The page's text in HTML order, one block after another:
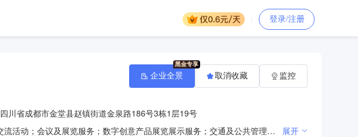
登录/注册
四川省成都市金堂县赵镇街道金泉路186号3栋1层19号
一般项目：广告制作；广告设计、代理；平面设计；广告发布；组织文化艺术交流活动；会议及展览服务；数字创意产品展览展示服务；交通及公共管理用标牌销售；咨询策划服务；计算机软硬件及辅助设备零售；信息技术咨询服务；安全系统监控服务；数字视频监控系统销售；信息安全设备销售；园林绿化工程施工；婚庆礼仪服务。（除依法须经批准的项目外，凭营业执照依法自主开展经营活动）许可项目：建设工程设计；建设工程施工；住宅室内装饰装修。（依法须经批准的项目，经相关部门批准后方可开展经营活动，具体经营项目以相关部门批准文件或许可证件为准） 展开
企业全景 取消收藏 监控